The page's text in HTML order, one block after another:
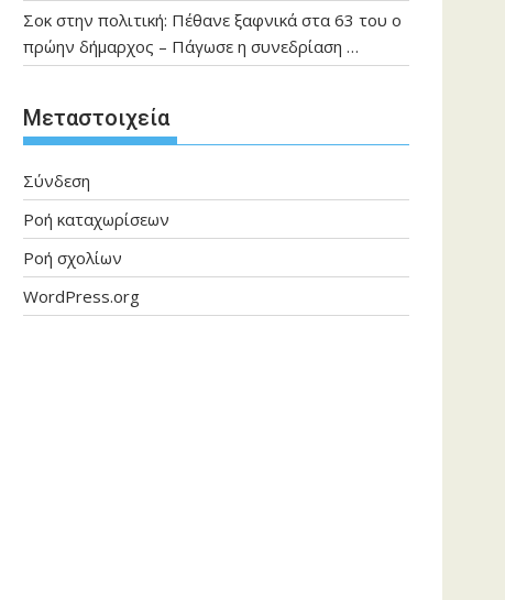
Σοκ στην πολιτική: Πέθανε ξαφνικά στα 63 του ο
πρώην δήμαρχος – Πάγωσε η συνεδρίαση …
Μεταστοιχεία
Σύνδεση
Ροή καταχωρίσεων
Ροή σχολίων
WordPress.org